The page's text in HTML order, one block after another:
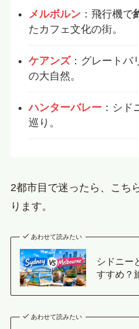
メルボルン ：飛行機で
たカフェ文化の街。
ケアンズ：グレートバ
の大自然。
ハンターバレー ：シ
巡り。
2都市目で迷ったら、こち
ります。
あわせて読みたい
シドニー
すすめ？
あわせて読みたい